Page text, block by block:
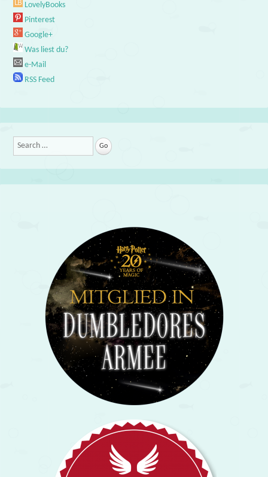
LovelyBooks
Pinterest
Google+
Was liest du?
e-Mail
RSS Feed
Search